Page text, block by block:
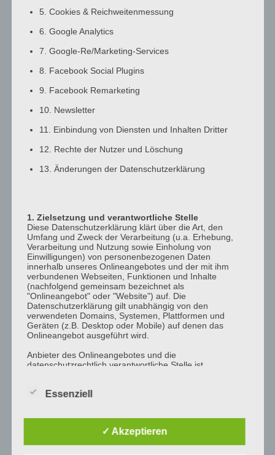
7:00
a.m.
8:00
a.m.
10:00
1:00
p.m.
2:00
p.m.
3:00
p.m.
4:00
p.m.
p.m.
p.m.
p.m.
5. Cookies & Reichweitenmessung
6. Google Analytics
7. Google-Re/Marketing-Services
8. Facebook Social Plugins
9. Facebook Remarketing
10. Newsletter
11. Einbindung von Diensten und Inhalten Dritter
12. Rechte der Nutzer und Löschung
13. Änderungen der Datenschutzerklärung
1. Zielsetzung und verantwortliche Stelle
Diese Datenschutzerklärung klärt über die Art, den
Umfang und Zweck der Verarbeitung (u.a. Erhebung,
Verarbeitung und Nutzung sowie Einholung von
Einwilligungen) von personenbezogenen Daten
innerhalb unseres Onlineangebotes und der mit ihm
verbundenen Webseiten, Funktionen und Inhalte
(nachfolgend gemeinsam bezeichnet als
"Onlineangebot" oder "Website") auf. Die
Datenschutzerklärung gilt unabhängig von den
verwendeten Domains, Systemen, Plattformen und
Geräten (z.B. Desktop oder Mobile) auf denen das
Onlineangebot ausgeführt wird.
Anbieter des Onlineangebotes und die
datenschutzrechtlich verantwortliche Stelle ist
bezeichnet als "AnbieterIn", "wir" oder "uns"). Für die
Der Begriff "Nutzer" umfasst alle Kunden und Besucher
unseres Onlineangebotes. Die verwendeten
Essenziell
✓ Akzeptieren